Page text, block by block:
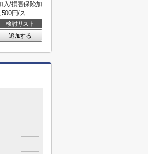
入/損害保険加
円/ス...
検討リスト
追加する